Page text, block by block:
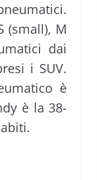
(small), M
dai
i SUV.
è
è la 38-